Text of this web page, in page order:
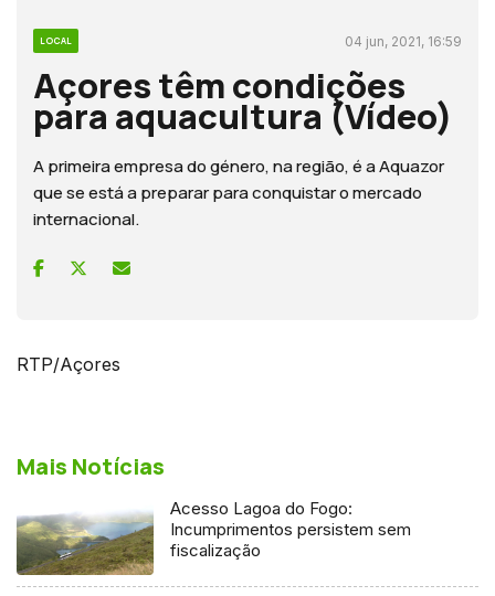
LOCAL 04 jun, 2021, 16:59
Açores têm condições
para aquacultura (Vídeo)
A primeira empresa do género, na região, é a Aquazor
que se está a preparar para conquistar o mercado
internacional.
RTP/Açores
Mais Notícias
Acesso Lagoa do Fogo:
Incumprimentos persistem sem
fiscalização